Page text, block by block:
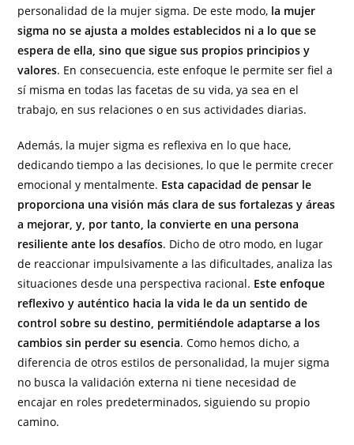
personalidad de la mujer sigma. De este modo, la mujer
sigma no se ajusta a moldes establecidos ni a lo que se
espera de ella, sino que sigue sus propios principios y
valores. En consecuencia, este enfoque le permite ser fiel a
sí misma en todas las facetas de su vida, ya sea en el
trabajo, en sus relaciones o en sus actividades diarias.
Además, la mujer sigma es reflexiva en lo que hace,
dedicando tiempo a las decisiones, lo que le permite crecer
emocional y mentalmente. Esta capacidad de pensar le
proporciona una visión más clara de sus fortalezas y áreas
a mejorar, y, por tanto, la convierte en una persona
resiliente ante los desafíos. Dicho de otro modo, en lugar
de reaccionar impulsivamente a las dificultades, analiza las
situaciones desde una perspectiva racional. Este enfoque
reflexivo y auténtico hacia la vida le da un sentido de
control sobre su destino, permitiéndole adaptarse a los
cambios sin perder su esencia. Como hemos dicho, a
diferencia de otros estilos de personalidad, la mujer sigma
no busca la validación externa ni tiene necesidad de
encajar en roles predeterminados, siguiendo su propio
camino.